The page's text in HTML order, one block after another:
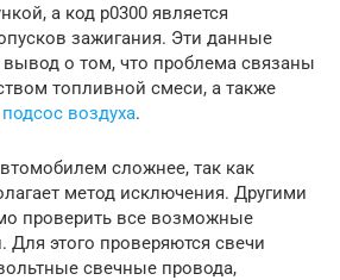
а код р0300 является
зажигания. Эти данные
о том, что проблема связаны
топливной смеси, а также
воздуха.
сложнее, так как
метод исключения. Другими
проверить все возможные
Для этого проверяются свечи
свечные провода,